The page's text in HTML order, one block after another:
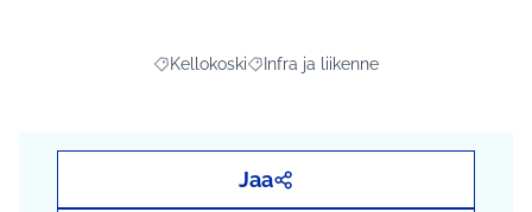
Rajaa tulokset aihepiirin mukaan: Kellokoski
Kellokoski Rajaa tulokset teeman mukaan:
Infra ja liikenne
Jaa